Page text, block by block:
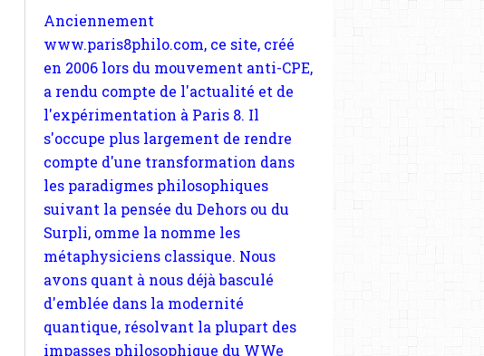
l'expérimentation à Paris 8. Il
s'occupe plus largement de rendre
compte d'une transformation dans
les paradigmes philosophiques
suivant la pensée du Dehors ou du
Surpli, omme la nomme les
métaphysiciens classique. Nous
avons quant à nous déjà basculé
d'emblée dans la modernité
quantique, résolvant la plupart des
impasses philosophique du WWe
siècle. Cette pensée hors contrat est
la marque d'une complexité, riche de
multiples facteurs et échelles. Ce
site contient des articles pour être